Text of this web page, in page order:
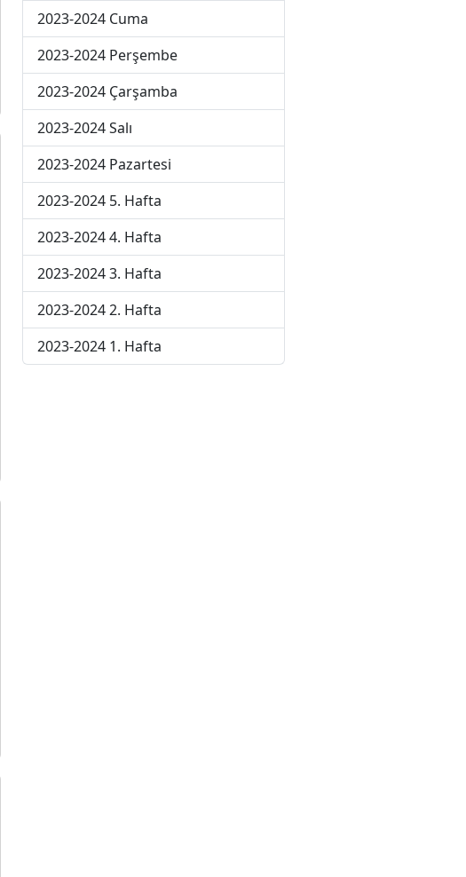
2023-2024 Cuma
2023-2024 Perşembe
2023-2024 Çarşamba
2023-2024 Salı
2023-2024 Pazartesi
2023-2024 5. Hafta
2023-2024 4. Hafta
2023-2024 3. Hafta
2023-2024 2. Hafta
2023-2024 1. Hafta